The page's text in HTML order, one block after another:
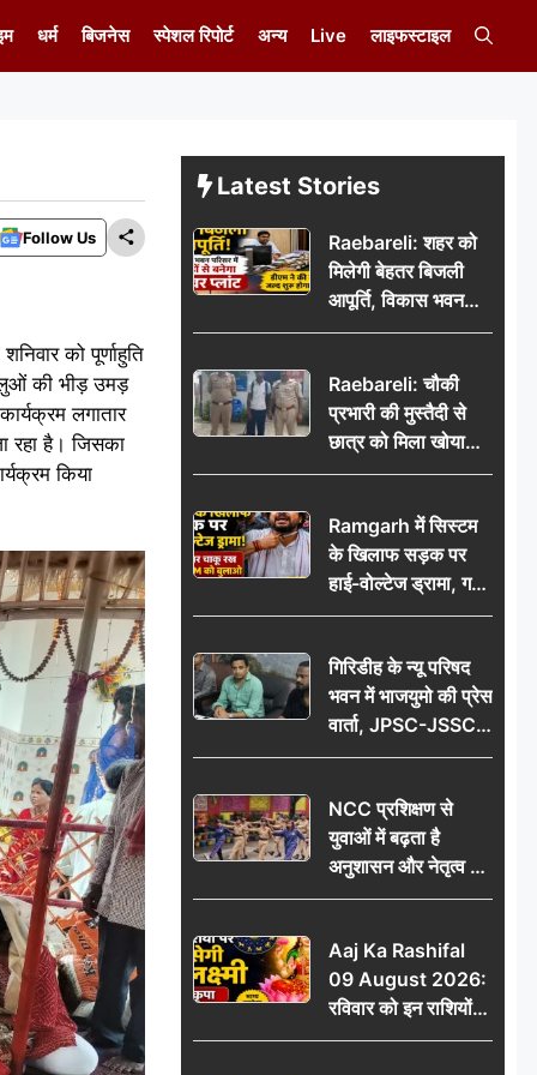
धर्म बिजनेस स्पेशल रिपोर्ट अन्य Live लाइफस्टाइल
Follow Us
को पूर्णाहुति
की भीड़ उमड़
लगातार
रहा है। जिसका
किया
Latest Stories
Raebareli: शहर को
मिलेगी बेहतर बिजली
आपूर्ति, विकास भवन
परिसर में करोड़ों से
Raebareli: चौकी
प्रभारी की मुस्तैदी से
छात्र को मिला खोया
बैग, जरूरी दस्तावेज
पुलिस टीम का जताया
आभार
Ramgarh में सिस्टम
के खिलाफ सड़क पर
हाई-वोल्टेज ड्रामा, गर्दन
पर चाकू रख बोला- CM
वायरल
गिरिडीह के न्यू परिषद
भवन में भाजयुमो की प्रेस
वार्ता, JPSC-JSSC
पेपर लीक के विरोध में
विधानसभा घेराव का
ऐलान
NCC प्रशिक्षण से
युवाओं में बढ़ता है
अनुशासन और नेतृत्व का
गुण: डॉ. जी.एन. खान
Aaj Ka Rashifal
09 August 2026:
रविवार को इन राशियों
पर बरसेगी मां लक्ष्मी की